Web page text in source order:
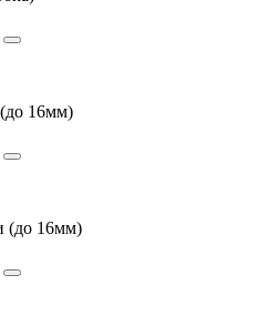
16мм)
(до 16мм)